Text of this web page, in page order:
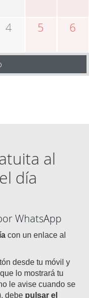
4 5 6
al
día
WhatsApp
con un enlace al
desde tu móvil y
que lo mostrará tu
le avise cuando se
debe pulsar el